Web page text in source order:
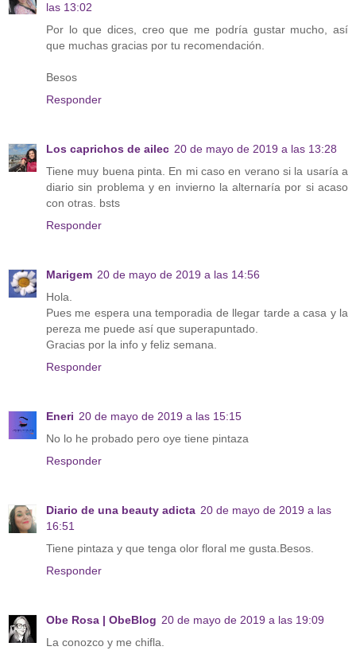
las 13:02
Por lo que dices, creo que me podría gustar mucho, así
que muchas gracias por tu recomendación.
Besos
Responder
Los caprichos de ailec 20 de mayo de 2019 a las 13:28
Tiene muy buena pinta. En mi caso en verano si la usaría a
diario sin problema y en invierno la alternaría por si acaso
con otras. bsts
Responder
Marigem 20 de mayo de 2019 a las 14:56
Hola.
Pues me espera una temporadia de llegar tarde a casa y la
pereza me puede así que superapuntado.
Gracias por la info y feliz semana.
Responder
Eneri 20 de mayo de 2019 a las 15:15
No lo he probado pero oye tiene pintaza
Responder
Diario de una beauty adicta 20 de mayo de 2019 a las
16:51
Tiene pintaza y que tenga olor floral me gusta.Besos.
Responder
Obe Rosa | ObeBlog 20 de mayo de 2019 a las 19:09
La conozco y me chifla.